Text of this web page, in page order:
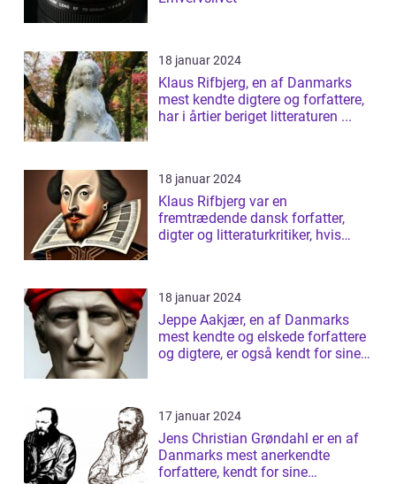
18 januar 2024
Klaus Rifbjerg, en af Danmarks
mest kendte digtere og forfattere,
har i årtier beriget litteraturen ...
18 januar 2024
Klaus Rifbjerg var en
fremtrædende dansk forfatter,
digter og litteraturkritiker, hvis
18 januar 2024
Jeppe Aakjær, en af Danmarks
mest kendte og elskede forfattere
og digtere, er også kendt for sine
17 januar 2024
Jens Christian Grøndahl er en af
Danmarks mest anerkendte
forfattere, kendt for sine